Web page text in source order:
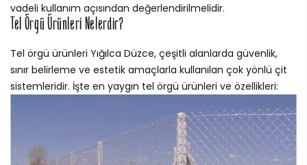
vadeli kullanım açısından değerlendirilmelidir.
Tel Örgü Ürünleri Nelerdir?
Tel örgü ürünleri Yığılca Düzce, çeşitli alanlarda güvenlik,
sınır belirleme ve estetik amaçlarla kullanılan çok yönlü çit
sistemleridir. İşte en yaygın tel örgü ürünleri ve özellikleri: